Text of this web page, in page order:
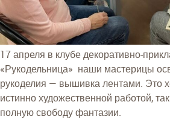
17 апреля в клубе декоративно-
«Рукодельница» наши мастерицы
рукоделия — вышивка лентами. Это
истинно художественной работой,
полную свободу фантазии.